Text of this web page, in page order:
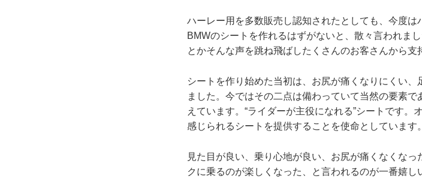
ハーレー用を多数販売し認知されたとしても、今度
BMWのシートを作れるはずがないと、散々言われま
とかそんな声を跳ね飛ばしたくさんのお客さんから支
シートを作り始めた当初は、お尻が痛くなりにくい
ました。今ではその二点は備わっていて当然の要素
えています。“ライダーが主役になれる”シートです
感じられるシートを提供することを使命としています。
見た目が良い、乗り心地が良い、お尻が痛くなくな
クに乗るのが楽しくなった、と言われるのが一番嬉し